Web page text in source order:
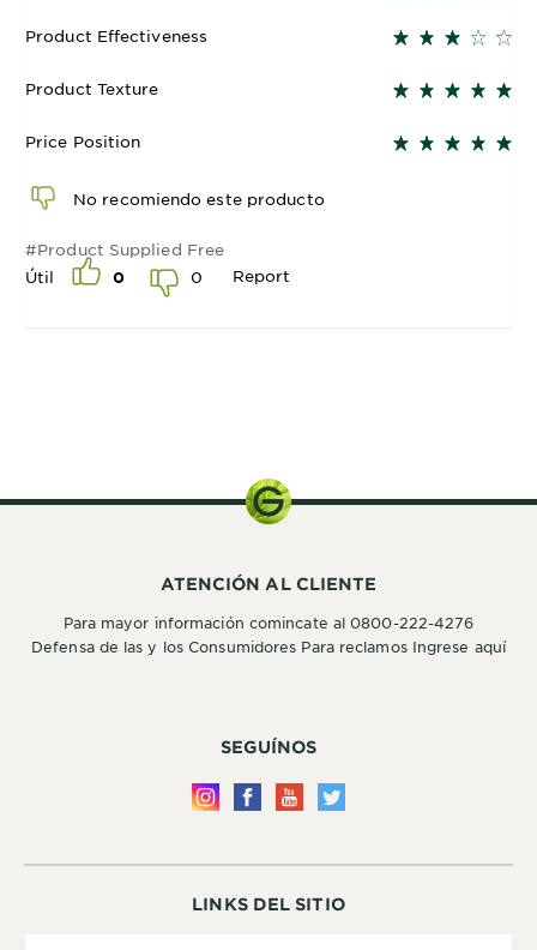
Product Effectiveness
Product Texture
Price Position
No recomiendo este producto
#Product Supplied Free
Útil
0 0 Report
LINKS DEL SITIO
SEGUÍNOS
ATENCIÓN AL CLIENTE
Para mayor información comincate al 0800-222-4276
Defensa de las y los Consumidores Para reclamos Ingrese aquí